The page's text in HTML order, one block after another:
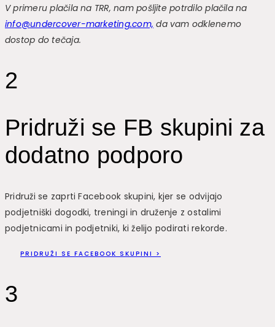
V primeru plačila na TRR, nam pošljite potrdilo plačila na
info@undercover-marketing.com, da vam odklenemo
dostop do tečaja.
2
Pridruži se FB skupini za
dodatno podporo
Pridruži se zaprti Facebook skupini, kjer se odvijajo
podjetniški dogodki, treningi in druženje z ostalimi
podjetnicami in podjetniki, ki želijo podirati rekorde.
PRIDRUŽI SE FACEBOOK SKUPINI >
3